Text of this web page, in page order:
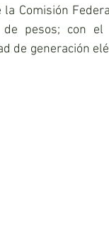
Comisión
pesos; con el
de generación